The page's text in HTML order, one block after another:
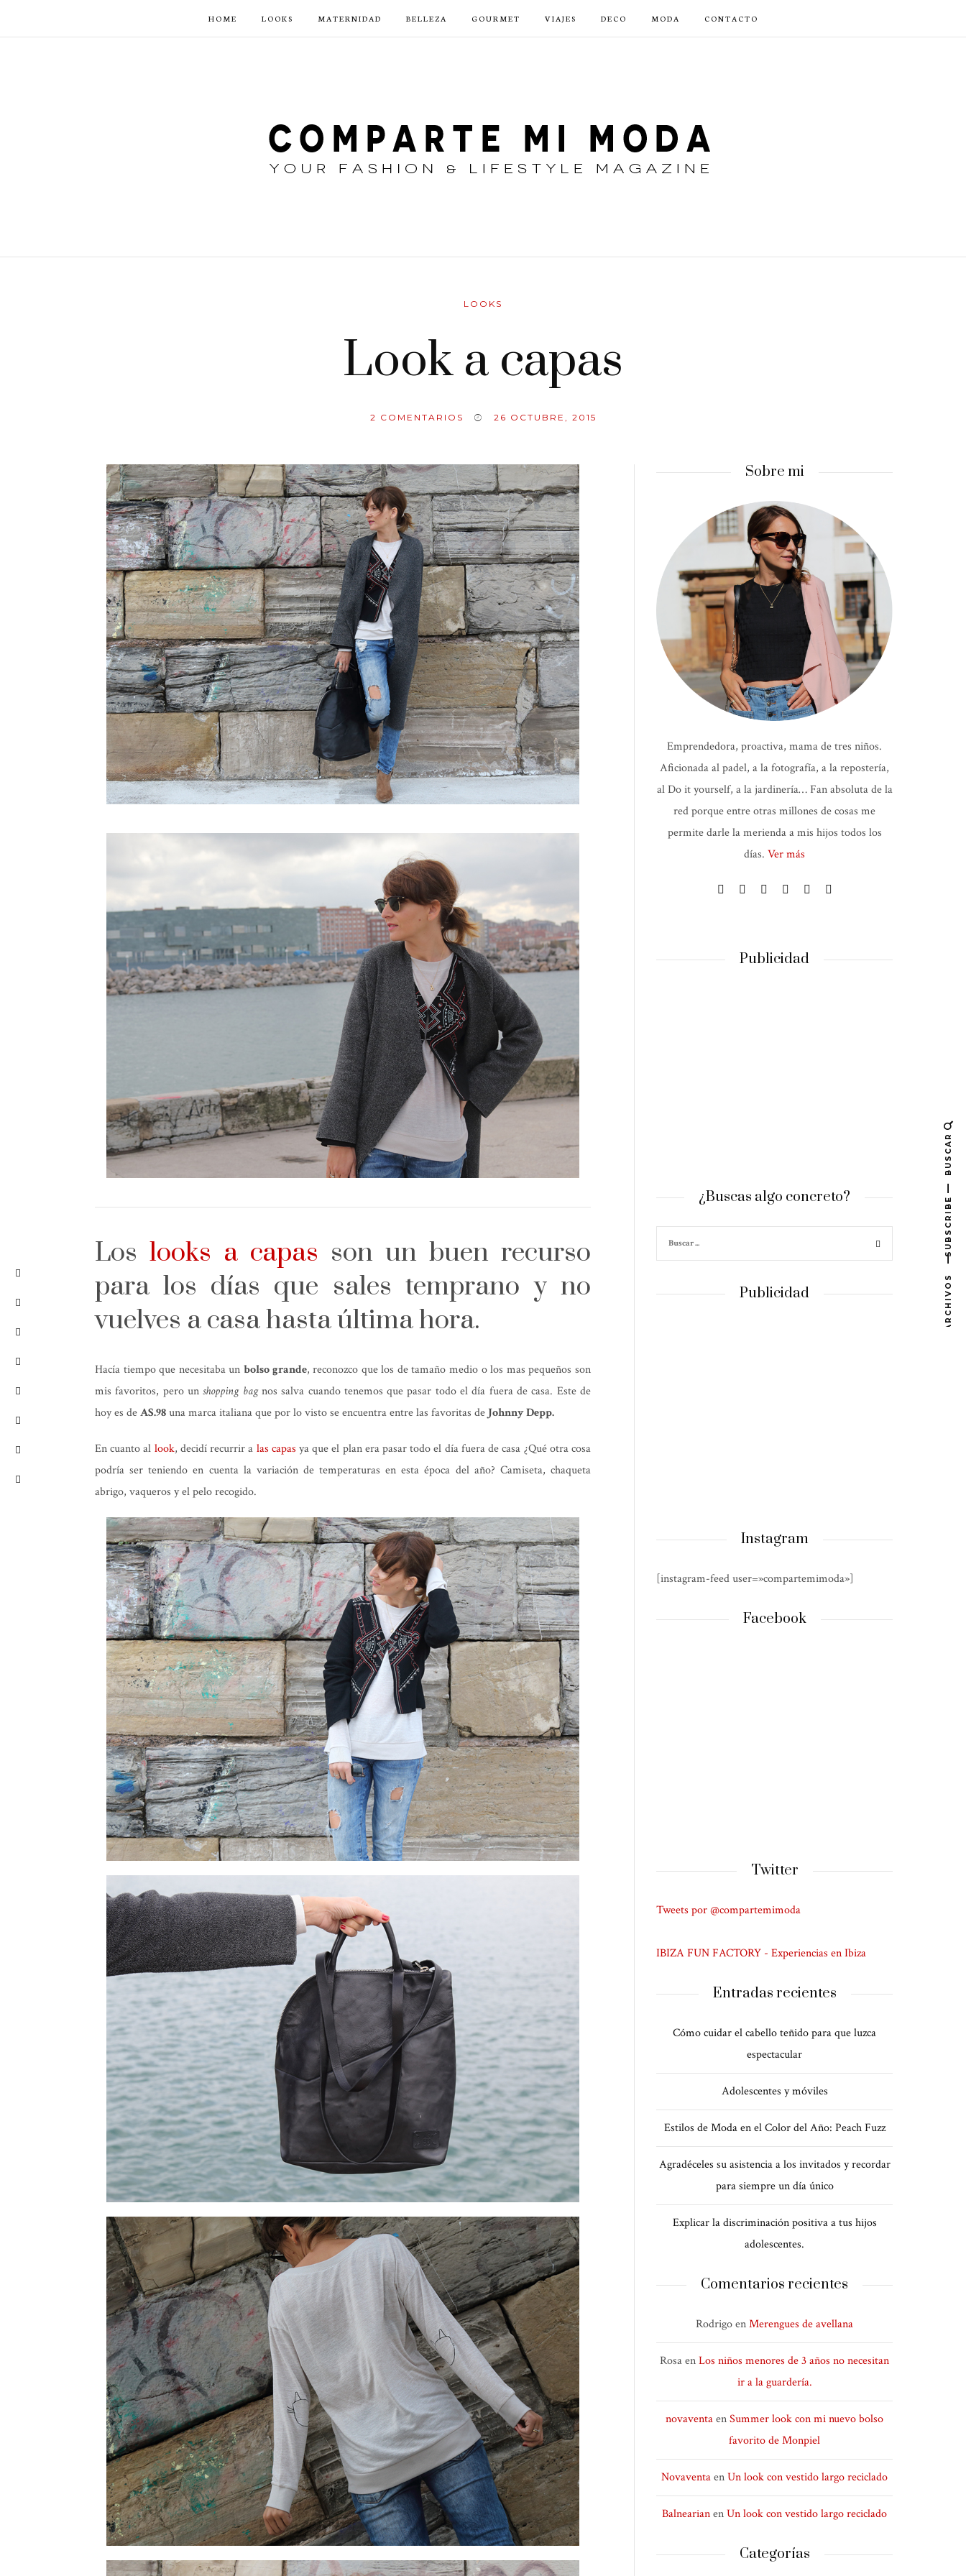
HOME LOOKS MATERNIDAD BELLEZA GOURMET VIAJES DECO MODA CONTACTO
LOOKS
Look a capas
2 COMENTARIOS 26 OCTUBRE, 2015
Los looks a capas son un buen recurso
para los días que sales temprano y no
vuelves a casa hasta última hora.
Hacía tiempo que necesitaba un bolso grande, reconozco que los de tamaño medio o los mas pequeños son
mis favoritos, pero unshopping bagnos salva cuando tenemos que pasar todo el día fuera de casa. Este de
hoy es deAS.98una marca italiana que por lo visto se encuentra entre las favoritas de Johnny Depp.
En cuanto al look, decidí recurrir a las capas ya que el plan era pasar todo el día fuera de casa ¿Qué otra cosa
podría ser teniendo en cuenta la variación de temperaturas en esta época del año? Camiseta, chaqueta
abrigo, vaqueros y el pelo recogido.
Sobre mi
Emprendedora, proactiva, mama de tres niños.
Aficionada al padel, a la fotografía, a la repostería,
al Do it yourself, a la jardinería… Fan absoluta de la
red porque entre otras millones de cosas me
permite darle la merienda a mis hijos todos los
días. Ver más
Publicidad
¿Buscas algo concreto?
Publicidad
Instagram
[instagram-feed user=»compartemimoda»]
Facebook
Twitter
Tweets por @compartemimoda
IBIZA FUN FACTORY - Experiencias en Ibiza
Entradas recientes
Cómo cuidar el cabello teñido para que luzca
espectacular
Adolescentes y móviles
Estilos de Moda en el Color del Año: Peach Fuzz
Agradéceles su asistencia a los invitados y recordar
para siempre un día único
Explicar la discriminación positiva a tus hijos
adolescentes.
Comentarios recientes
RodrigoenMerengues de avellana
RosaenLos niños menores de 3 años no necesitan
ir a la guardería.
novaventaenSummer look con mi nuevo bolso
favorito de Monpiel
NovaventaenUn look con vestido largo reciclado
BalnearianenUn look con vestido largo reciclado
Categorías
BUSCAR
SUBSCRIBE
ARCHIVOS